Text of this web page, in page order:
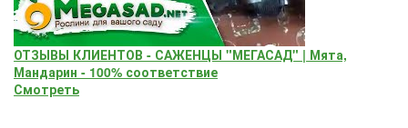
ОТЗЫВЫ КЛИЕНТОВ - САЖЕНЦЫ "МЕГАСАД" | Мята,
Мандарин - 100% соответствие
Смотреть